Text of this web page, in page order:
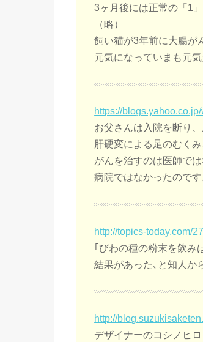
3ヶ月後には正常の「1」
（略）
飼い猫が3年前に大腸が
元気になっていまも元
https://
お父さんは入院を断り
肝硬変による足のむく
がんを治すのは医師では
病院ではなかったのです
http://topics-today.com/
｢びわの種の粉末を飲み
結果があった､と知人か
http://
デザイナーのコシノヒ